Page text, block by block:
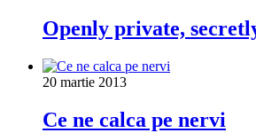
Openly private,
20 martie 2013
Ce ne calca pe nervi